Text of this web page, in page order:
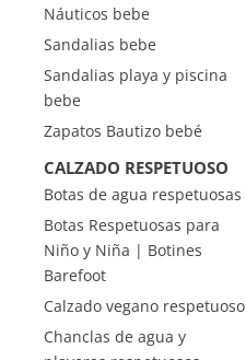
Náuticos bebe
Sandalias bebe
Sandalias playa y piscina
bebe
Zapatos Bautizo bebé
CALZADO RESPETUOSO
Botas de agua respetuosas
Botas Respetuosas para
Niño y Niña | Botines
Barefoot
Calzado vegano respetuoso
Chanclas de agua y